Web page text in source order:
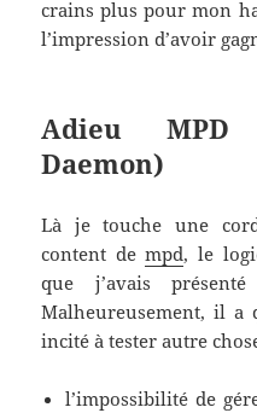
crains plus pour mon
l’impression d’avoir
Adieu MPD
Daemon)
Là je touche une
content dempd, le
que j’avais
Malheureusement, il a
incité à tester autre
l’impossibilité de